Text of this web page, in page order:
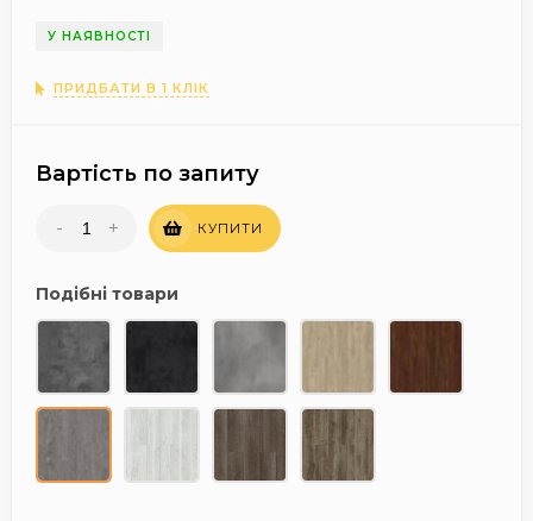
У НАЯВНОСТІ
ПРИДБАТИ В 1 КЛІК
Вартість по запиту
- + КУПИТИ
Подібні товари